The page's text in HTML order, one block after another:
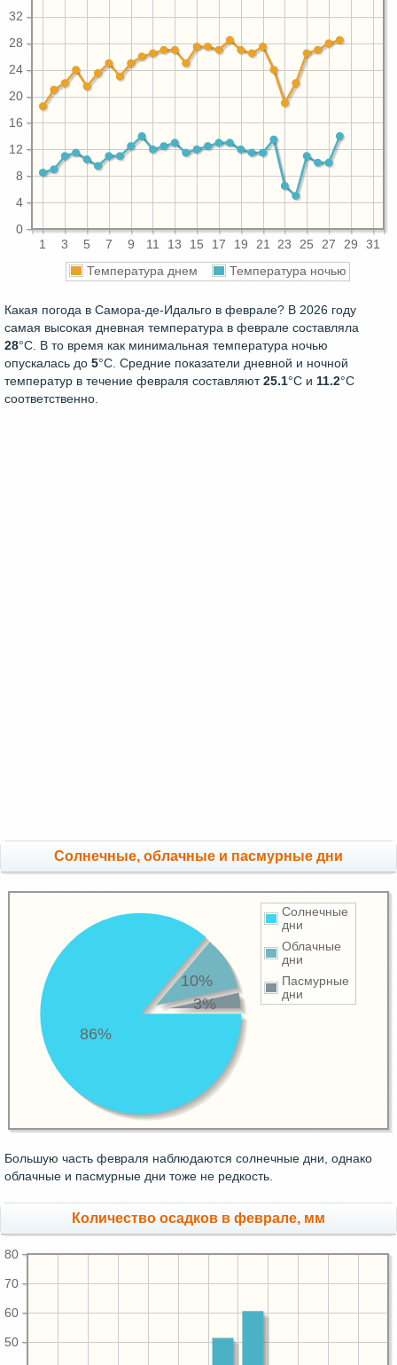
1 3 5 7 9 11 13 15 17 19 21 23 25 27 29 31
0
4
8
12
16
20
24
28
32
Температура днем Температура ночью
Какая погода в Самора-де-Идальго в феврале? В 2026 году
самая высокая дневная температура в феврале составляла
28°С. В то время как минимальная температура ночью
опускалась до 5°C. Средние показатели дневной и ночной
температур в течение февраля составляют25.1°С и 11.2°С
соответственно.
Cолнечные, облачные и пасмурные дни
Солнечные
дни
Облачные
дни
Пасмурные
дни
86%
10%
3%
Большую часть февраля наблюдаются солнечные дни, однако
облачные и пасмурные дни тоже не редкость.
Количество осадков в феврале, мм
50
60
70
80